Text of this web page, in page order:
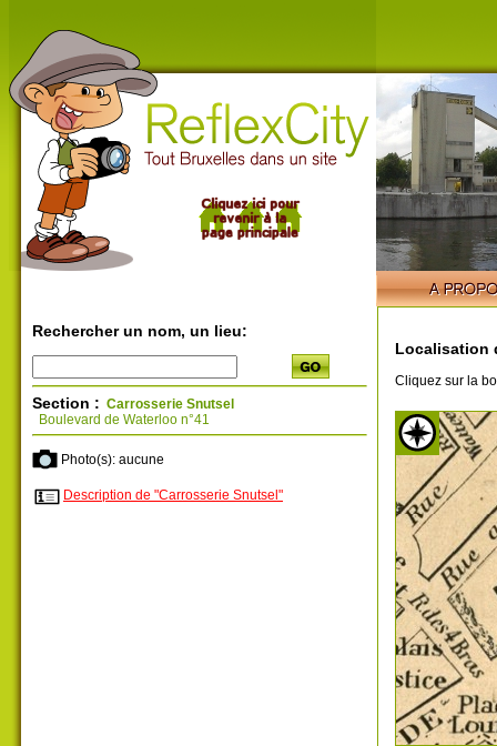
Rechercher un nom, un lieu:
Section : Carrosserie Snutsel
Boulevard de Waterloo n°41
Photo(s): aucune
Description de "Carrosserie Snutsel"
Localisation
Cliquez sur la